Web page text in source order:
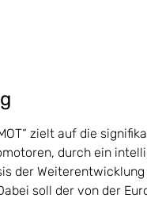
zielt auf die
durch ein
der
soll der von der